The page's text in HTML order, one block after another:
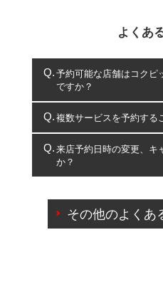
よくあ
予約可能な店舗はコクピ
ですか？
コクピット・タイヤ館の
複数サービスを予約する
複数サービスのご予約は
一部の商品・サービスの組み
出来ないものもございます。
来店予約日時の変更、キ
か？
ご来店予約日の3営業日
の日時変更につきまして
その他のよくあ